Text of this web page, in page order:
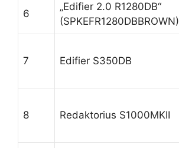
6
„Edifier 2.0 R1280DB“
(SPKEFR1280DBBROWN)
7 Edifier S350DB
8 Redaktorius S1000MKII